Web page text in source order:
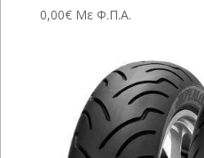
0,00€ Με Φ.Π.Α.